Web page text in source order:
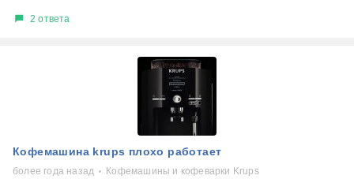
2 ответа
Кофемашина krups плохо работает
более года назад Кофемашины и кофеварки Krups